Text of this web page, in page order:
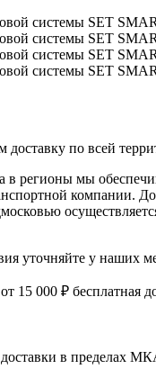
доставку по всей
в регионы мы
компании.
уточняйте у наших
15 000 ₽ бесплатная
в пределах